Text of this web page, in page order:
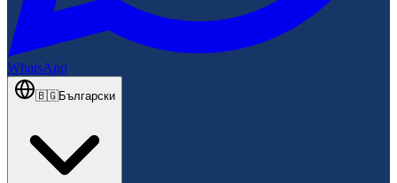
WhatsApp
🇧🇬Български